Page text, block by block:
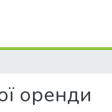
оренди